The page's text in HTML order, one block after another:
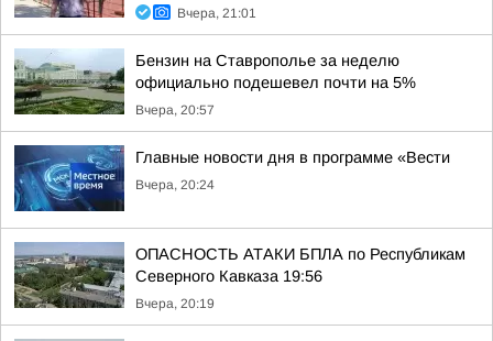
Вчера, 21:01
Бензин на Ставрополье за неделю
официально подешевел почти на 5%
Вчера, 20:57
Главные новости дня в программе «Вести
Вчера, 20:24
ОПАСНОСТЬ АТАКИ БПЛА по Республикам
Северного Кавказа 19:56
Вчера, 20:19